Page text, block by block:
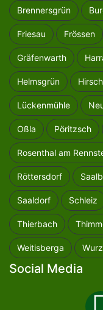
Brennersgrün
Friesau Frössen
Gräfenwarth
Helmsgrün
Lückenmühle
Oßla Pöritzsch
Rosenthal am
Röttersdorf
Saaldorf Schleiz
Thierbach
Weitisberga
Social Media